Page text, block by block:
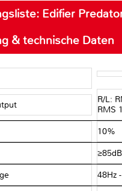
Edifier
& technische Daten
R/L:
RMS
10%
48Hz